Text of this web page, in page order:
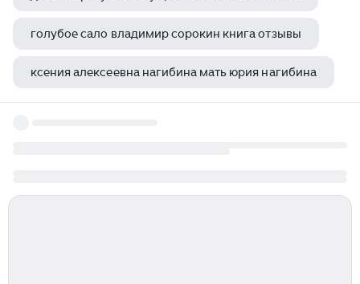
голубое сало владимир сорокин книга отзывы
ксения алексеевна нагибина мать юрия нагибина